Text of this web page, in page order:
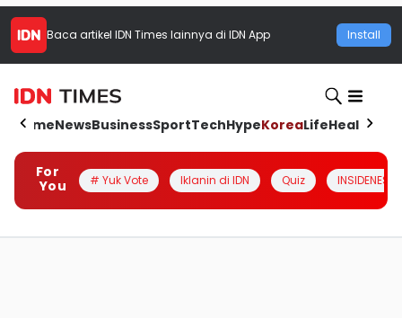
Baca artikel IDN Times lainnya di IDN App Install
HomeNewsBusinessSportTechHypeKoreaLifeHealth
For
You
# Yuk Vote Iklanin di IDN Quiz INSIDENESIA